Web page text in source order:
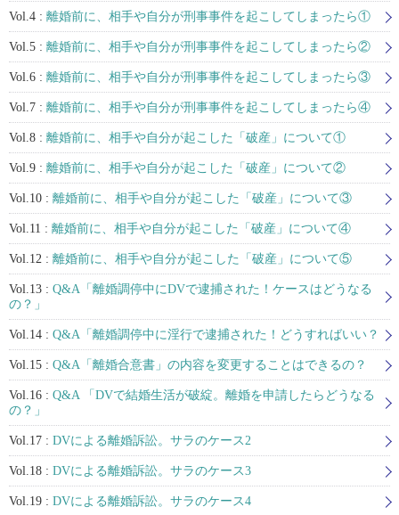
Vol.4 : 離婚前に、相手や自分が刑事事件を起こしてしまったら①
Vol.5 : 離婚前に、相手や自分が刑事事件を起こしてしまったら②
Vol.6 : 離婚前に、相手や自分が刑事事件を起こしてしまったら③
Vol.7 : 離婚前に、相手や自分が刑事事件を起こしてしまったら④
Vol.8 : 離婚前に、相手や自分が起こした「破産」について①
Vol.9 : 離婚前に、相手や自分が起こした「破産」について②
Vol.10 : 離婚前に、相手や自分が起こした「破産」について③
Vol.11 : 離婚前に、相手や自分が起こした「破産」について④
Vol.12 : 離婚前に、相手や自分が起こした「破産」について⑤
Vol.13 : Q&A「離婚調停中にDVで逮捕された！ケースはどうなる
の？」
Vol.14 : Q&A「離婚調停中に淫行で逮捕された！どうすればいい？
Vol.15 : Q&A「離婚合意書」の内容を変更することはできるの？
Vol.16 : Q&A 「DVで結婚生活が破綻。離婚を申請したらどうなる
の？」
Vol.17 : DVによる離婚訴訟。サラのケース2
Vol.18 : DVによる離婚訴訟。サラのケース3
Vol.19 : DVによる離婚訴訟。サラのケース4